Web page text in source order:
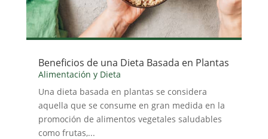
Beneficios de una Dieta Basada en Plantas
Alimentación y Dieta
Una dieta basada en plantas se considera
aquella que se consume en gran medida en la
promoción de alimentos vegetales saludables
como frutas,...